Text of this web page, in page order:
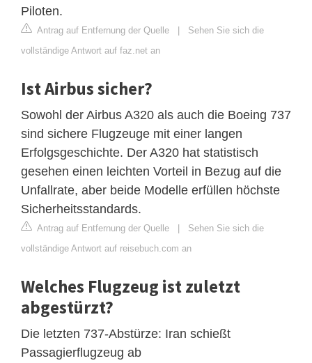
Piloten.
Antrag auf Entfernung der Quelle | Sehen Sie sich die
vollständige Antwort auf faz.net an
Ist Airbus sicher?
Sowohl der Airbus A320 als auch die Boeing 737
sind sichere Flugzeuge mit einer langen
Erfolgsgeschichte. Der A320 hat statistisch
gesehen einen leichten Vorteil in Bezug auf die
Unfallrate, aber beide Modelle erfüllen höchste
Sicherheitsstandards.
Antrag auf Entfernung der Quelle | Sehen Sie sich die
vollständige Antwort auf reisebuch.com an
Welches Flugzeug ist zuletzt
abgestürzt?
Die letzten 737-Abstürze: Iran schießt
Passagierflugzeug ab